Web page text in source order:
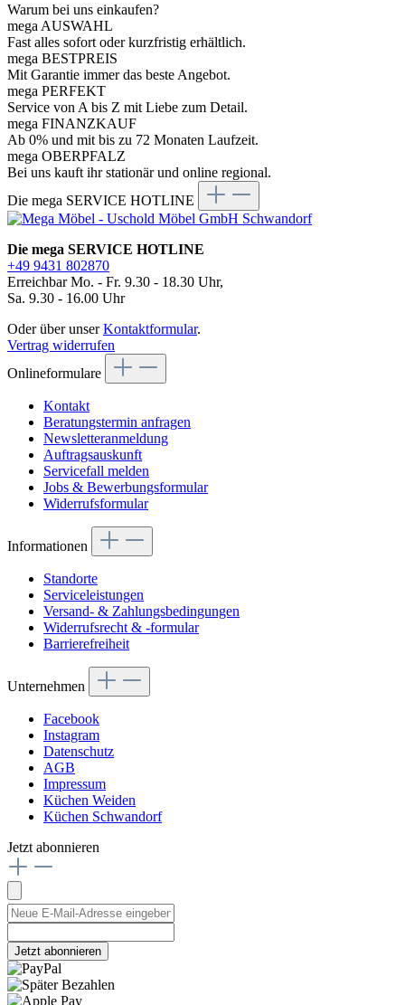
Warum bei uns einkaufen?
mega AUSWAHL
Fast alles sofort oder kurzfristig erhältlich.
mega BESTPREIS
Mit Garantie immer das beste Angebot.
mega PERFEKT
Service von A bis Z mit Liebe zum Detail.
mega FINANZKAUF
Ab 0% und mit bis zu 72 Monaten Laufzeit.
mega OBERPFALZ
Bei uns kauft ihr stationär und online regional.
Die mega SERVICE HOTLINE
Die mega SERVICE HOTLINE
+49 9431 802870
Erreichbar Mo. - Fr. 9.30 - 18.30 Uhr,
Sa. 9.30 - 16.00 Uhr
Oder über unserKontaktformular.
Vertrag widerrufen
Onlineformulare
Kontakt
Beratungstermin anfragen
Newsletteranmeldung
Auftragsauskunft
Servicefall melden
Jobs & Bewerbungsformular
Widerrufsformular
Informationen
Standorte
Serviceleistungen
Versand- & Zahlungsbedingungen
Widerrufsrecht & -formular
Barrierefreiheit
Unternehmen
Facebook
Instagram
Datenschutz
AGB
Impressum
Küchen Weiden
Küchen Schwandorf
Jetzt abonnieren
Jetzt abonnieren